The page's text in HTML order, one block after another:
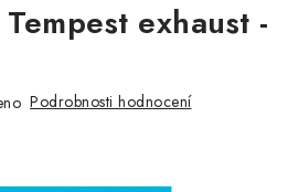
exhaust -
Podrobnosti hodnocení